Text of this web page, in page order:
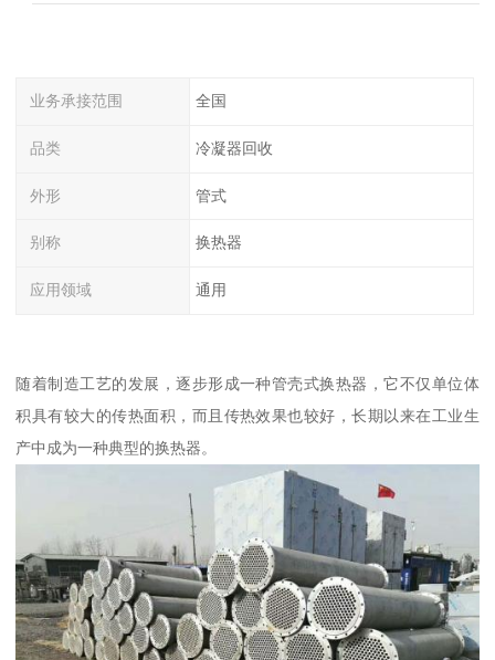
业务承接范围 全国
品类 冷凝器回收
外形 管式
别称 换热器
应用领域 通用
随着制造工艺的发展，逐步形成一种管壳式换热器，它不仅单位体
积具有较大的传热面积，而且传热效果也较好，长期以来在工业生
产中成为一种典型的换热器。